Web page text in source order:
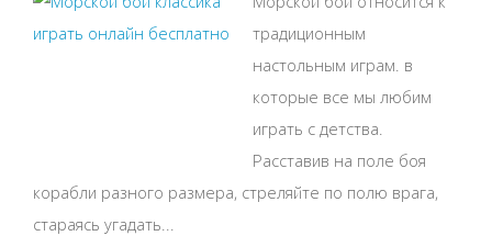
традиционным
настольным играм. в
которые все мы любим
играть с детства.
Расставив на поле боя
корабли разного размера, стреляйте по полю врага,
стараясь угадать...